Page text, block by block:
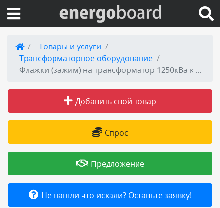
Вход на сайт
Поиск по сайту
Публикации
Справка
Товары и услуги
Добавить товар или услугу
Товары и услуги
Трансформаторное оборудование
Флажки (зажим) на трансформатор 1250кВа к шпильке М42
Добавить свой товар
Спрос
Предложение
Не нашли что искали? Оставьте заявку!